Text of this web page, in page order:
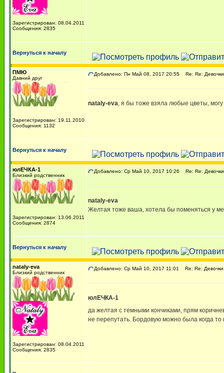
Зарегистрирован: 08.04.2011
Сообщения: 2835
Вернуться к началу
ПМЮ
Давний друг
Зарегистрирован: 19.11.2010
Сообщения: 1132
Добавлено: Пн Май 08, 2017 20:55 Re: Re:
nataly-eva, я бы тоже взяла любые цветы, могу
Вернуться к началу
юлЕЧКА-1
Близкий родственник
Зарегистрирован: 13.06.2011
Сообщения: 2874
Добавлено: Ср Май 10, 2017 10:26 Re: Re:
nataly-eva
Желтая тоже ваша, хотела бы поменяться у
Вернуться к началу
nataly-eva
Близкий родственник
Зарегистрирован: 08.04.2011
Сообщения: 2835
Добавлено: Ср Май 10, 2017 11:01 Re: Re:
юлЕЧКА-1
да желтая с темными кончиками, прям
не перепутать. Бордовую можно была когда то